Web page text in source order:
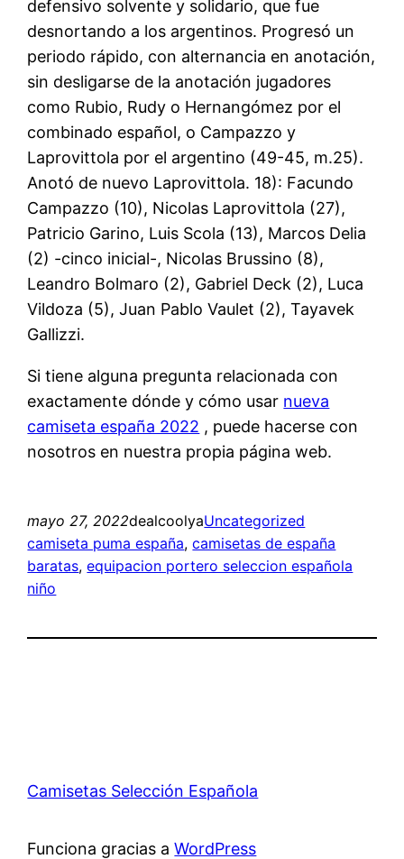
defensivo solvente y solidario, que fue
desnortando a los argentinos. Progresó un
periodo rápido, con alternancia en anotación,
sin desligarse de la anotación jugadores
como Rubio, Rudy o Hernangómez por el
combinado español, o Campazzo y
Laprovittola por el argentino (49-45, m.25).
Anotó de nuevo Laprovittola. 18): Facundo
Campazzo (10), Nicolas Laprovittola (27),
Patricio Garino, Luis Scola (13), Marcos Delia
(2) -cinco inicial-, Nicolas Brussino (8),
Leandro Bolmaro (2), Gabriel Deck (2), Luca
Vildoza (5), Juan Pablo Vaulet (2), Tayavek
Gallizzi.
Si tiene alguna pregunta relacionada con
exactamente dónde y cómo usar nueva
camiseta españa 2022 , puede hacerse con
nosotros en nuestra propia página web.
mayo 27, 2022dealcoolyaUncategorized
camiseta puma españa, camisetas de españa
baratas, equipacion portero seleccion española
niño
Camisetas Selección Española
Funciona gracias aWordPress